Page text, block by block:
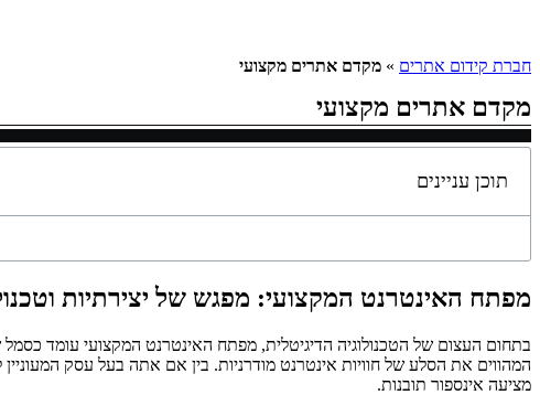
חברת קידום אתרים » מקדם אתרים מקצועי
מקדם אתרים מקצועי
תוכן עניינים
מפתח האינטרנט המקצועי: מפגש של יצירתיות
בתחום העצום של הטכנולוגיה הדיגיטלית, מפתח האינטרנט המקצועי עומד
המהווים את הסלע של חוויות אינטרנט מודרניות. בין אם אתה בעל עסק
מציעה אינספור תובנות.